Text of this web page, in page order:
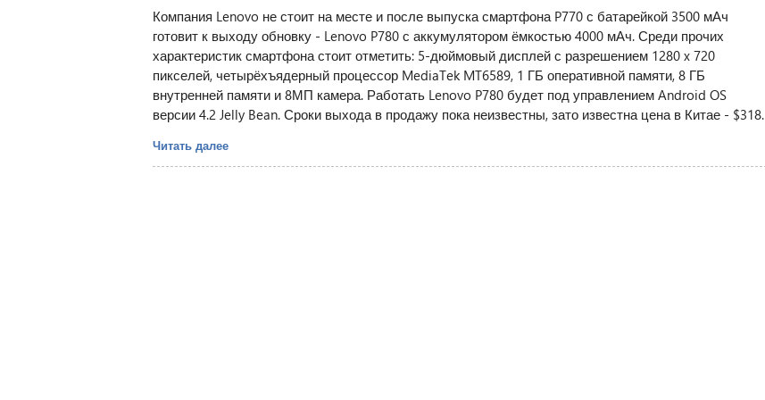
Компания Lenovo не стоит на месте и после выпуска смартфона P770 с батарейкой 3500 мАч
готовит к выходу обновку - Lenovo P780 с аккумулятором ёмкостью 4000 мАч. Среди прочих
характеристик смартфона стоит отметить: 5-дюймовый дисплей с разрешением 1280 x 720
пикселей, четырёхъядерный процессор MediaTek MT6589, 1 ГБ оперативной памяти, 8 ГБ
внутренней памяти и 8МП камера. Работать Lenovo P780 будет под управлением Android OS
версии 4.2 Jelly Bean. Сроки выхода в продажу пока неизвестны, зато известна цена в Китае - $318.
Читать далее